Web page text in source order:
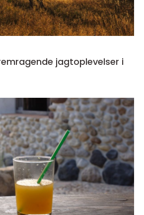
jagtoplevelser i